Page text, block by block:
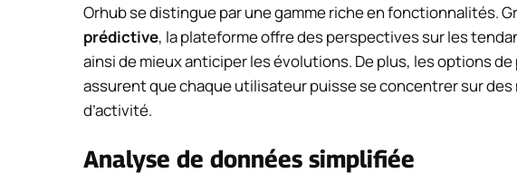
Orhub se distingue par une gamme riche en fonctionnalités.
prédictive, la plateforme offre des perspectives sur les
ainsi de mieux anticiper les évolutions. De plus, les options
assurent que chaque utilisateur puisse se concentrer sur
d’activité.
Analyse de données simplifiée